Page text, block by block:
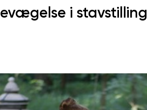
i stavstilling